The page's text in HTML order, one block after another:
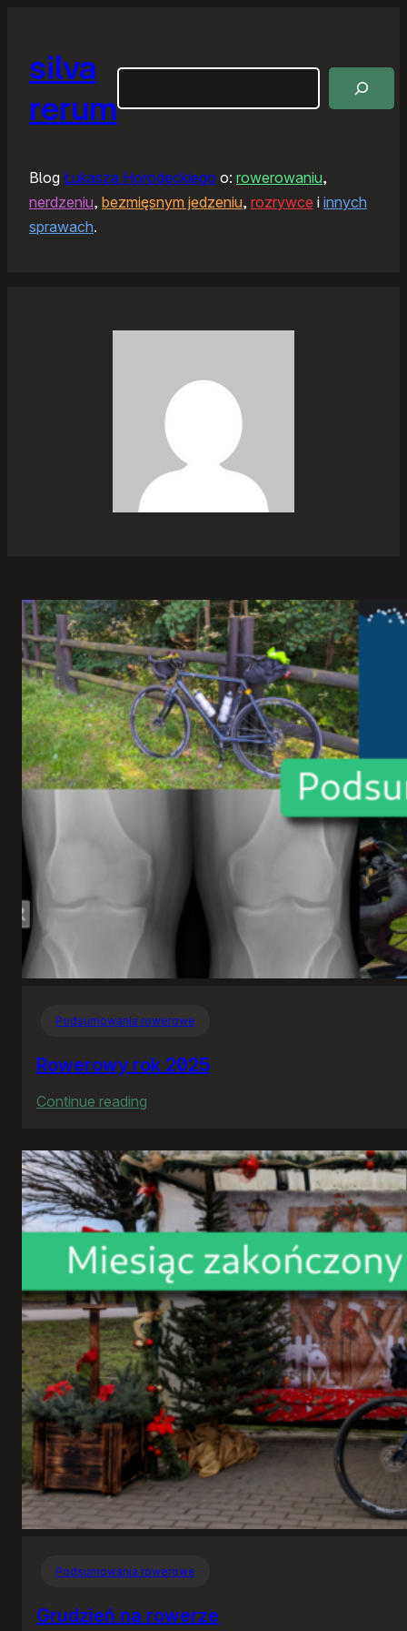
silva
rerum
Blog Łukasza Horodeckiego o: rowerowaniu,
nerdzeniu, bezmięsnym jedzeniu, rozrywce i innych
sprawach.
Podsumowania rowerowe
Rowerowy rok 2025
Continue reading
rok
2025
Podsumowania rowerowe
Grudzień na rowerze